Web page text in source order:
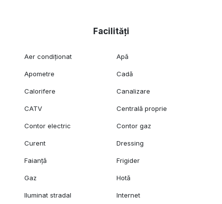
Facilități
Aer condiționat Apă
Apometre Cadă
Calorifere Canalizare
CATV Centrală proprie
Contor electric Contor gaz
Curent Dressing
Faianță Frigider
Gaz Hotă
Iluminat stradal Internet